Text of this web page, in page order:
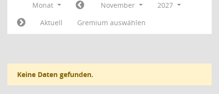
Monat November
2027
Aktuell
Gremium auswählen
Keine Daten gefunden.